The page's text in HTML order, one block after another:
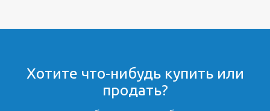
Хотите что-нибудь купить или
продать?